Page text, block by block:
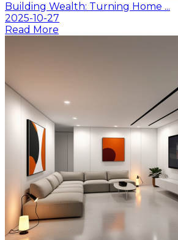
Building Wealth: Turning Home ...
2025-10-27
Read More